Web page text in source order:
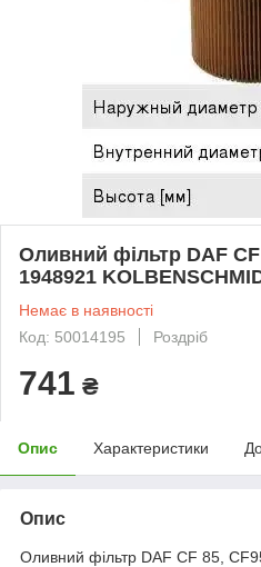
Оливний фільтр DAF
1948921
Немає в наявності
Код: 50014195
Роздріб
741 ₴
Опис Характеристики
Опис
Оливний фільтр DAF CF 85,